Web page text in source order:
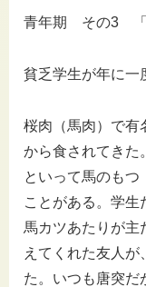
青年期 その3 「
貧乏学生が年に一
桜肉（馬肉）で有
から食されてきた
といって馬のもつ
ことがある。学生
馬カツあたりが主
えてくれた友人が
た。いつも唐突だ